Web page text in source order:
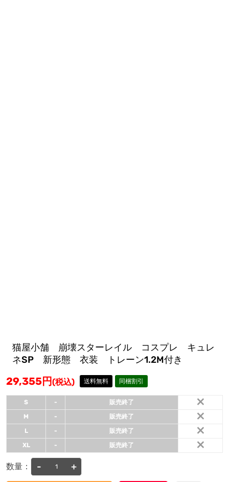
猫屋小舗 崩壊スターレイル コスプレ キュレ
ネSP 新形態 衣装 トレーン1.2M付き
29,355円(税込) 送料無料 同梱割引
S - 販売終了 ×
M - 販売終了 ×
L - 販売終了 ×
XL - 販売終了 ×
数量： - +